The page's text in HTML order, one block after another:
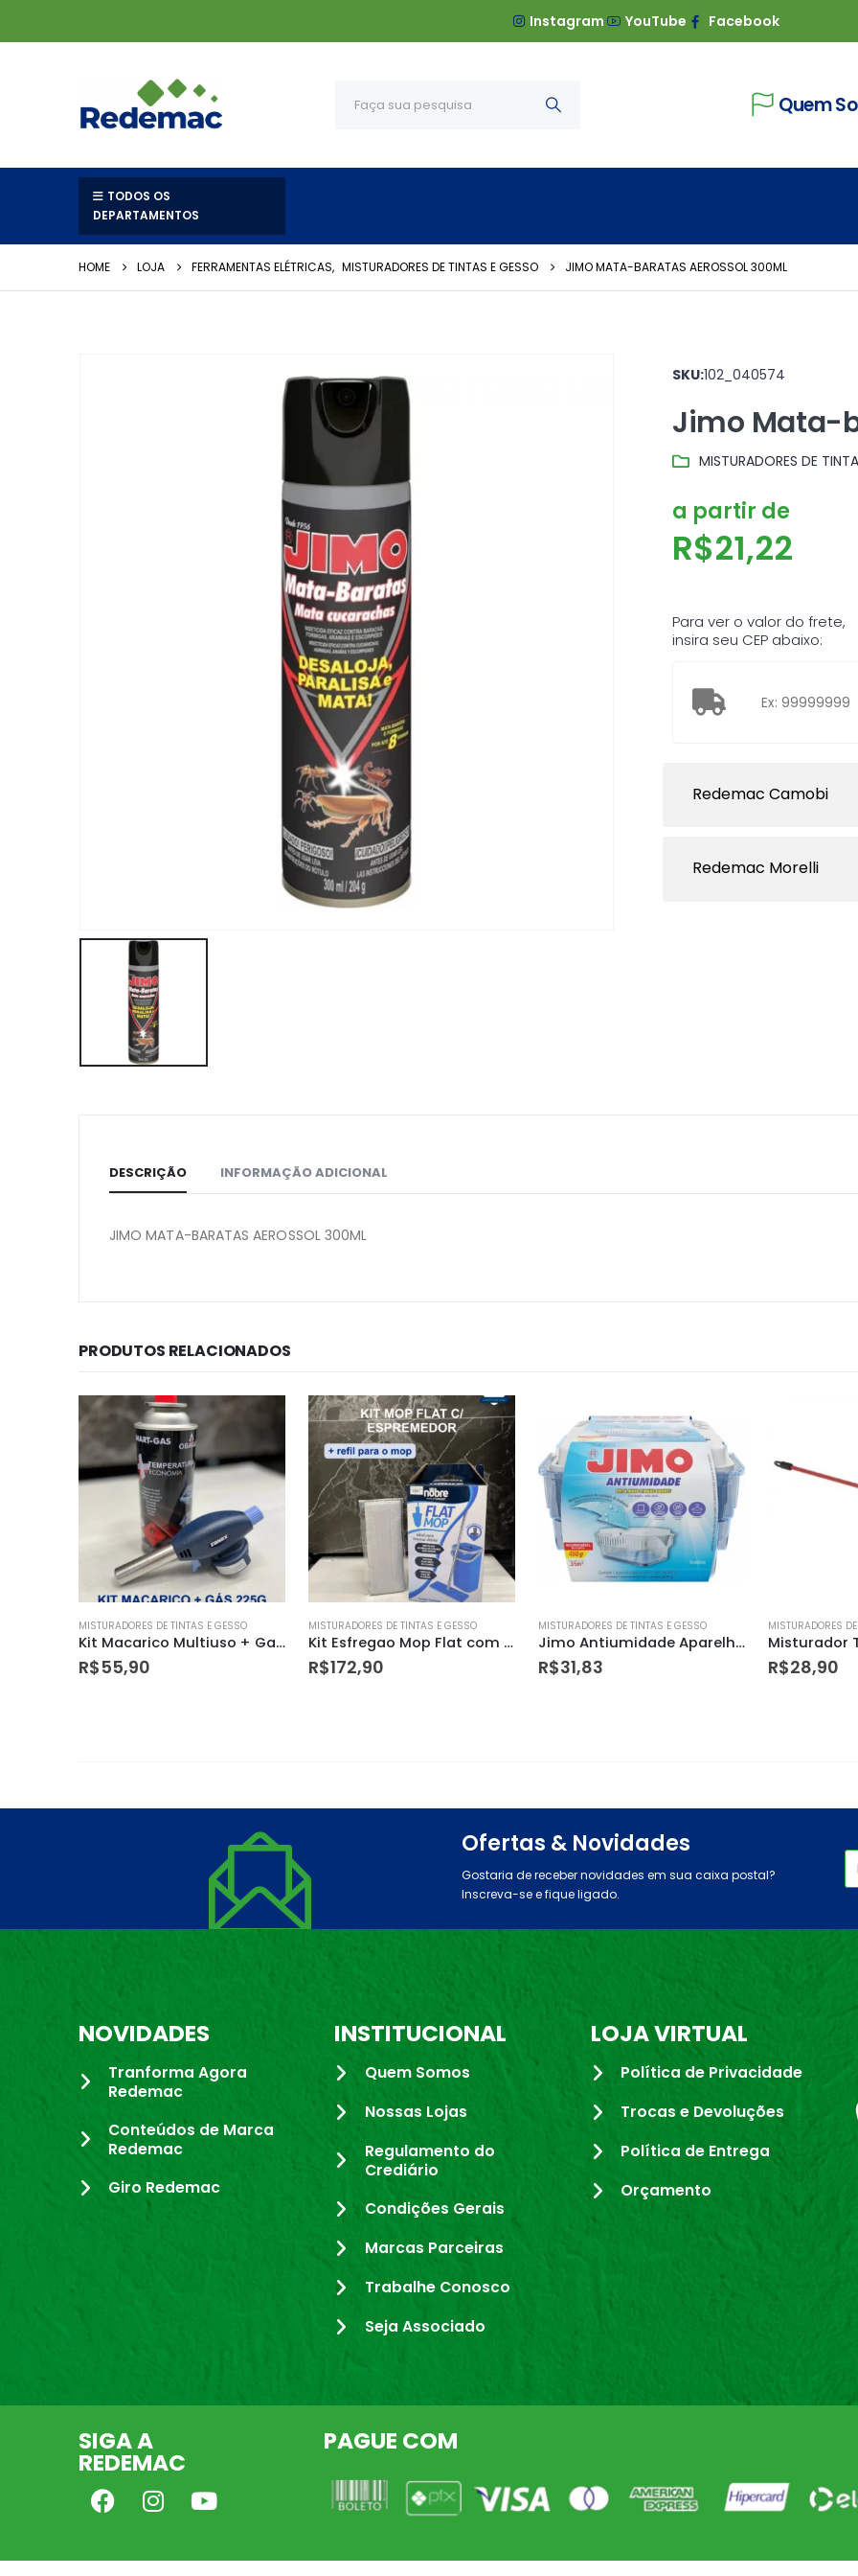
Instagram YouTube Facebook
Quem
TODOS OS
DEPARTAMENTOS
HOME LOJA FERRAMENTAS ELÉTRICAS, MISTURADORES DE TINTAS E GESSO JIMO MATA-BARATAS AEROSSOL 300ML
SKU:102_040574
Jimo Mata-
MISTURADORES DE
a partir de
R$21,22
Para ver o valor do frete,
insira seu CEP abaixo:
Redemac Camobi
Redemac Morelli
DESCRIÇÃO INFORMAÇÃO ADICIONAL
JIMO MATA-BARATAS AEROSSOL 300ML
PRODUTOS RELACIONADOS
MISTURADORES DE TINTAS E GESSO
Kit Esfregao Mop Flat com Espremedor + Refil Mop Flat
R$172,90
MISTURADORES DE TINTAS E GESSO
Jimo Antiumidade Aparelho+refil 450g
R$31,83
MISTURADORES DE TINTAS E GESSO
Misturador Tinta Profissional
R$28,90
MISTURADORES
Kit Jimo
R$47,90
Ofertas & Novidades
Gostaria de receber novidades em sua caixa postal?
Inscreva-se e fique ligado.
NOVIDADES
Tranforma Agora
Redemac
Conteúdos de Marca
Redemac
Giro Redemac
INSTITUCIONAL
Quem Somos
Nossas Lojas
Regulamento do
Crediário
Condições Gerais
Marcas Parceiras
Trabalhe Conosco
Seja Associado
LOJA VIRTUAL
Política de Privacidade
Trocas e Devoluções
Política de Entrega
Orçamento
SIGA A
REDEMAC
PAGUE COM